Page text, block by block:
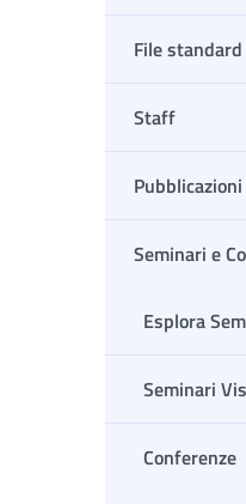
File
Staff
Pubblicazioni
Seminari e
Esplora
Seminari
Conferenze